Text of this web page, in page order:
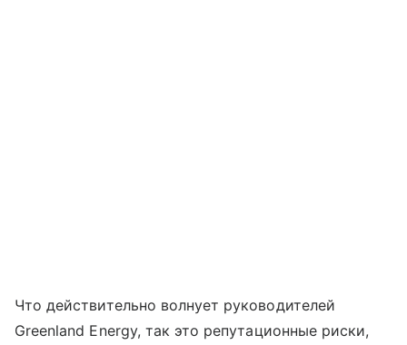
Что действительно волнует руководителей
Greenland Energy, так это репутационные риски,